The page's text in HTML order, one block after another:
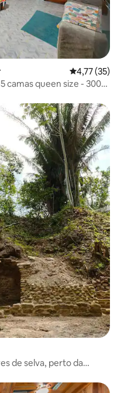
4,77 de uma
4,77 (35)
camas queen size - 300
de selva, perto da